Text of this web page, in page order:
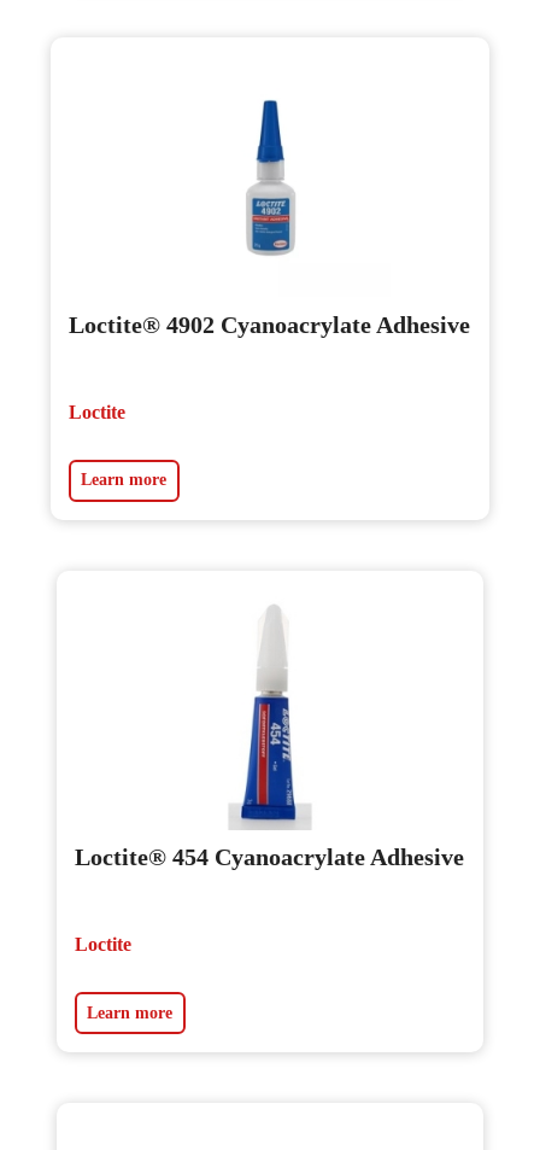
Loctite® 4902 Cyanoacrylate Adhesive
Loctite
Learn more
Loctite® 454 Cyanoacrylate Adhesive
Loctite
Learn more